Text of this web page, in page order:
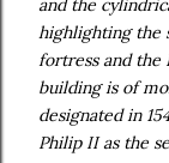
highlighting the
fortress and the
building is of
designated in
Philip II as the